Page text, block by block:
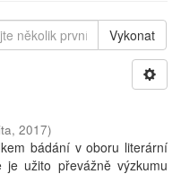
Vykonat
, 2017)
bádání v oboru literární
užito převážně výzkumu